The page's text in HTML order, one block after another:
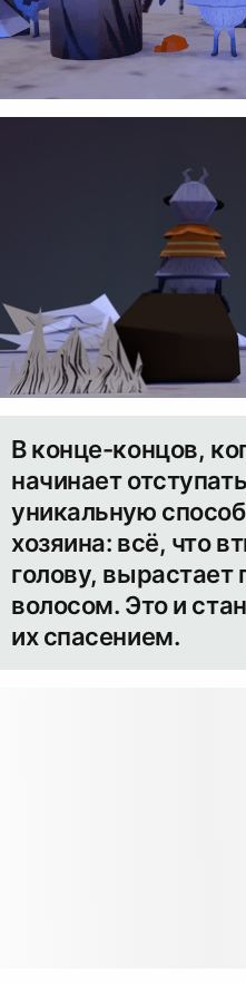
В конце-концов,
начинает
уникальную
хозяина: всё, что
голову,
волосом. Это и
их спасением.